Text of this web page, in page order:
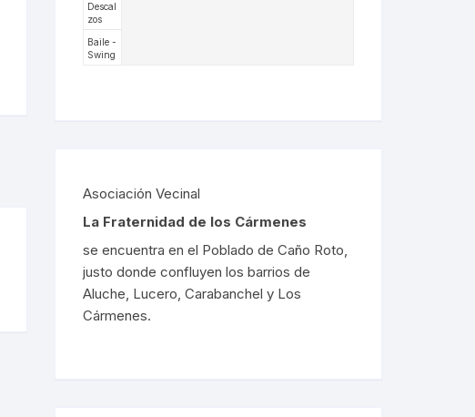
Descal
zos
Baile -
Swing
Asociación Vecinal
La Fraternidad de los Cármenes
se encuentra en el Poblado de Caño Roto,
justo donde confluyen los barrios de
Aluche, Lucero, Carabanchel y Los
Cármenes.